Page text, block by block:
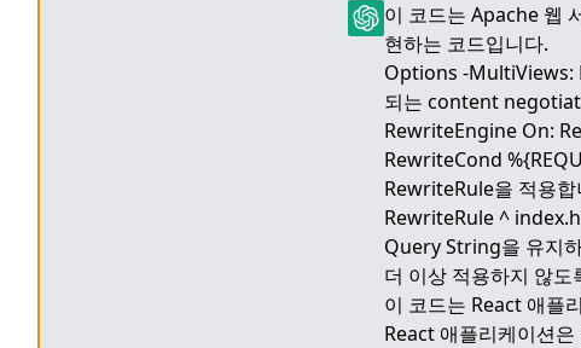
이 코드는 Apache 웹
현하는 코드입니다.
Options -MultiViews:
되는 content
RewriteEngine On:
RewriteCond
RewriteRule을 적용합
RewriteRule ^
Query String을 유지
더 이상 적용하지 않
이 코드는 React 애플
React 애플리케이션